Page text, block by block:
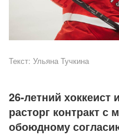
Текст: Ульяна Тучкина
26-летний хоккеист
расторг контракт
обоюдному